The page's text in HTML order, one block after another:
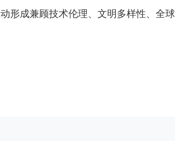
形成兼顾技术伦理、文明多样性、全